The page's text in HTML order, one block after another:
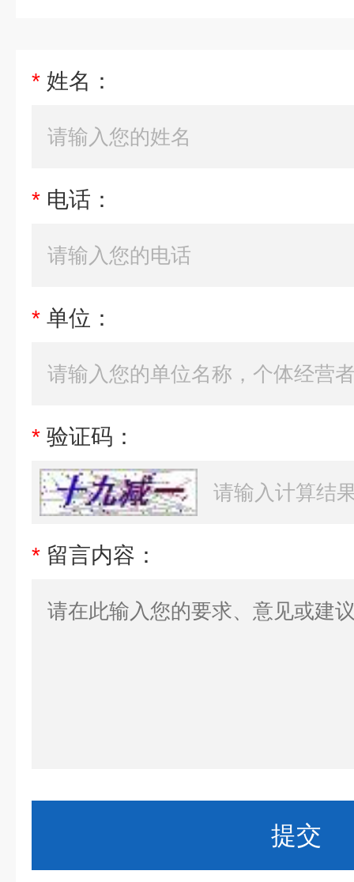
* 姓名：
* 电话：
* 单位：
* 验证码：
* 留言内容：